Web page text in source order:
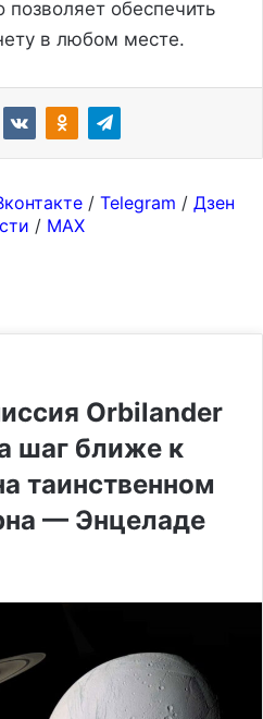
обеспечить
в любом месте.
/ Telegram / Дзен
/ MAX